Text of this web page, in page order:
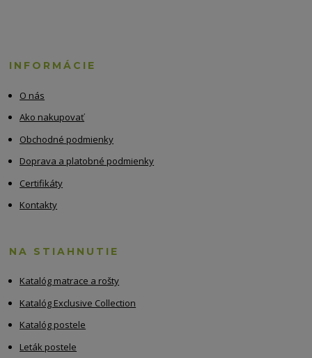
INFORMÁCIE
O nás
Ako nakupovať
Obchodné podmienky
Doprava a platobné podmienky
Certifikáty
Kontakty
NA STIAHNUTIE
Katalóg matrace a rošty
Katalóg Exclusive Collection
Katalóg postele
Leták postele